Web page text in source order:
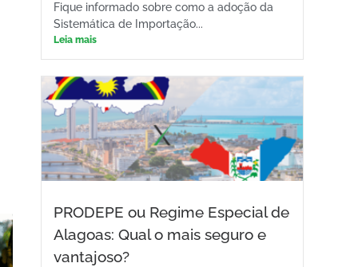
Fique informado sobre como a adoção da
Sistemática de Importação...
Leia mais
PRODEPE ou Regime Especial de
Alagoas: Qual o mais seguro e
vantajoso?